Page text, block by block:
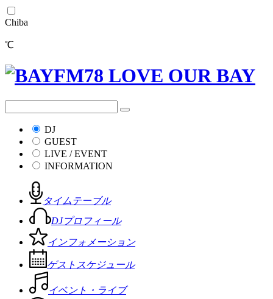
Chiba
℃
DJ
GUEST
LIVE / EVENT
INFORMATION
タイムテーブル
DJプロフィール
インフォメーション
ゲストスケジュール
イベント・ライブ